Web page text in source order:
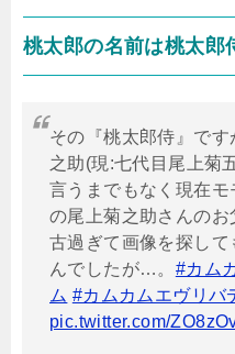
桃太郎の名前は桃太郎
その『桃太郎侍』で
之助(現:七代目尾上菊
言うまでもなく現在
の尾上菊之助さんのお
古過ぎて画像を探し
んでしたが…。 #カム
ム #カムカムエヴリバ
pic.twitter.com/